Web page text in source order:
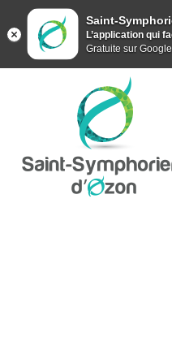
Saint-
L’application qui
Gratuite sur